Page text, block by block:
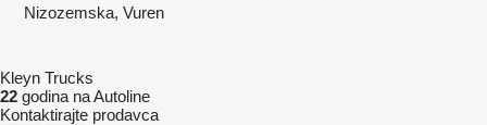
Nizozemska, Vuren
Kleyn Trucks
22 godina na Autoline
Kontaktirajte prodavca